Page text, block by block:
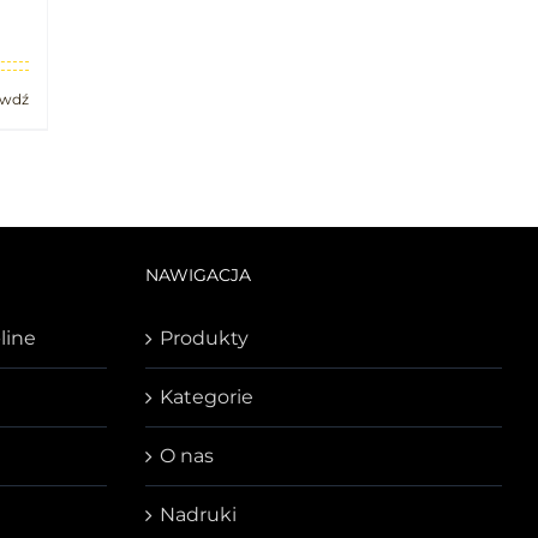
NAWIGACJA
Produkty
Kategorie
O nas
Nadruki